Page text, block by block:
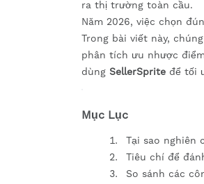
ra thị trường toàn cầu.
Năm 2026, việc chọn
Trong bài viết này,
phân tích ưu nhược
dùng SellerSprite để tối
Mục Lục
Tại sao nghiên
Tiêu chí để
So sánh các